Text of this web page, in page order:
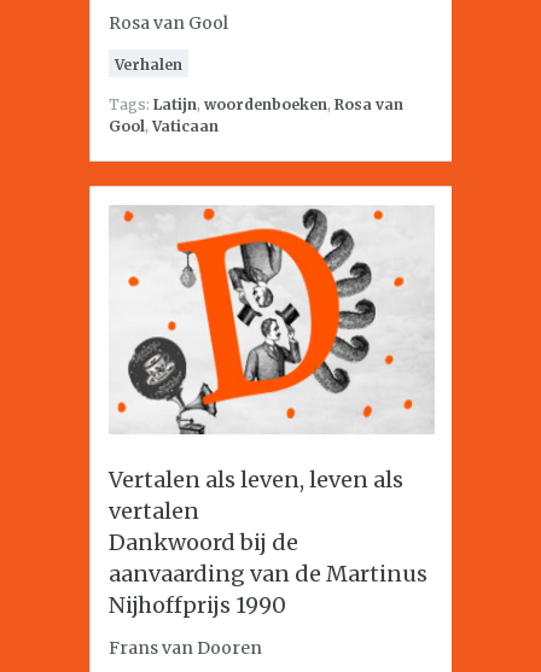
Rosa van Gool
Verhalen
Tags: Latijn, woordenboeken, Rosa van
Gool,Vaticaan
Vertalen als leven, leven als
vertalen
Dankwoord bij de
aanvaarding van de Martinus
Nijhoffprijs 1990
Frans van Dooren